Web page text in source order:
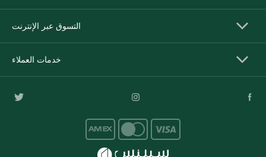
التسوق عبر الإنترنت
خدمات العملاء